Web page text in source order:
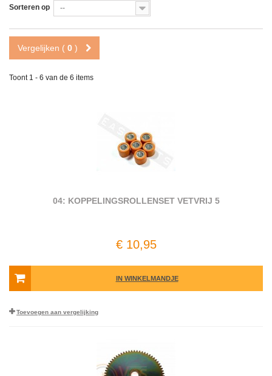
Sorteren op --
Vergelijken ( 0 )
Toont 1 - 6 van de 6 items
04: KOPPELINGSROLLENSET VETVRIJ 5
€ 10,95
IN WINKELMANDJE
Toevoegen aan vergelijking